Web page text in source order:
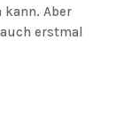
Aber
erstmal